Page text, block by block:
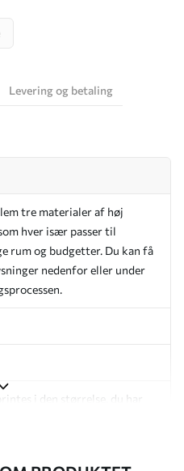
Levering og betaling
tre materialer af høj
hver især passer til
rum og budgetter. Du kan få
nedenfor eller under
i den størrelse, du har